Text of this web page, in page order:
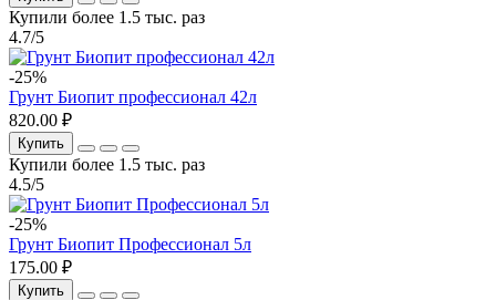
Купили более 1.5 тыс. раз
4.7/5
-25%
Грунт Биопит профессионал 42л
820.00 ₽
Купить
Купили более 1.5 тыс. раз
4.5/5
-25%
Грунт Биопит Профессионал 5л
175.00 ₽
Купить